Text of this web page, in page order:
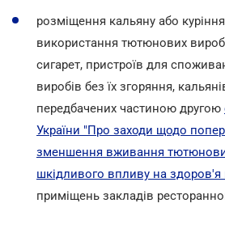
розміщення кальяну або
використання тютюнових
сигарет, пристроїв для
виробів без їх згоряння,
передбачених частиною другою
України "Про заходи щодо
зменшення вживання
шкідливого впливу на здоров'я
приміщень закладів